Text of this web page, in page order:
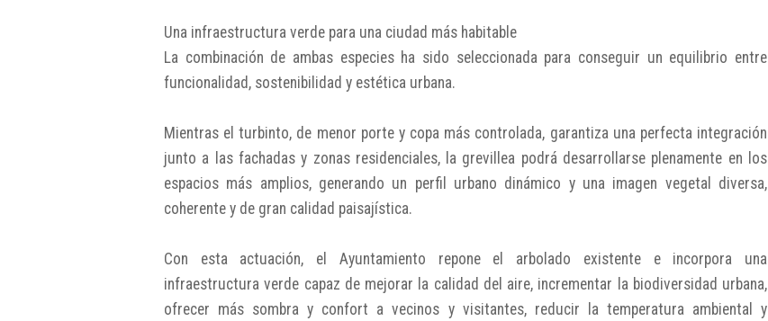
Una infraestructura verde para una ciudad más habitable
La combinación de ambas especies ha sido seleccionada para conseguir un equilibrio entre
funcionalidad, sostenibilidad y estética urbana.
Mientras el turbinto, de menor porte y copa más controlada, garantiza una perfecta integración
junto a las fachadas y zonas residenciales, la grevillea podrá desarrollarse plenamente en los
espacios más amplios, generando un perfil urbano dinámico y una imagen vegetal diversa,
coherente y de gran calidad paisajística.
Con esta actuación, el Ayuntamiento repone el arbolado existente e incorpora una
infraestructura verde capaz de mejorar la calidad del aire, incrementar la biodiversidad urbana,
ofrecer más sombra y confort a vecinos y visitantes, reducir la temperatura ambiental y